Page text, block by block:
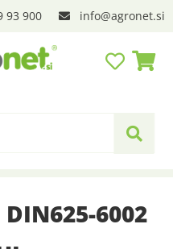
93 900 info agronet.si
6002